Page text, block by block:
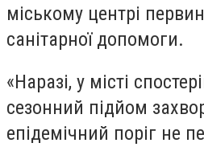
міському центрі
санітарної допомоги.
«Наразі, у місті
сезонний підйом
епідемічний поріг не